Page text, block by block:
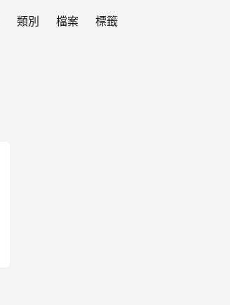
類別 檔案 標籤